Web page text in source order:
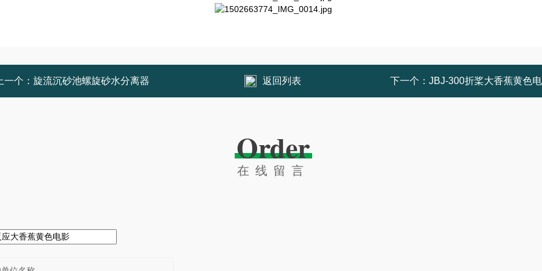
一个： 旋流沉砂池螺旋砂水分离器 返回列表 下一个： JBJ-300折桨大香蕉黄色
Order
在线留言